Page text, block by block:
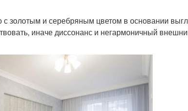
золотым и серебряным цветом в основании
иначе диссонанс и негармоничный